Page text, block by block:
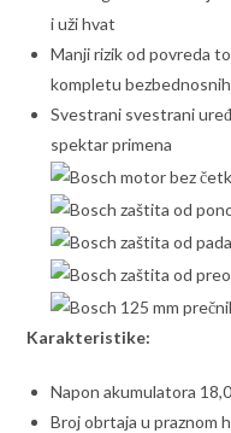
i uži hvat
Manji rizik od povreda
kompletu
Svestrani svestrani
spektar primena
Karakteristike:
Napon akumulatora
Broj obrtaja u praznom